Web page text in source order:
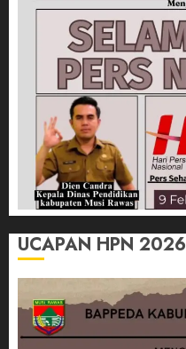
UCAPAN HPN 2026